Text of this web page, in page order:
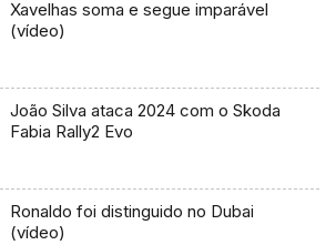
Xavelhas soma e segue imparável
(vídeo)
João Silva ataca 2024 com o Skoda
Fabia Rally2 Evo
Ronaldo foi distinguido no Dubai
(vídeo)